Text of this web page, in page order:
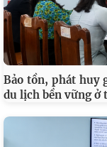
Bảo tồn, phát huy
du lịch bền vững ở